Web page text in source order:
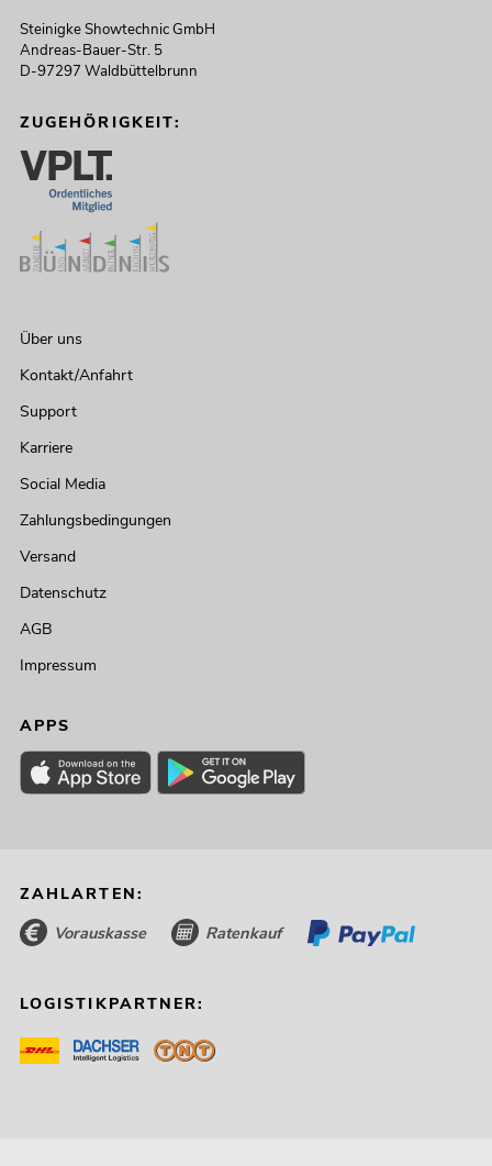
Steinigke Showtechnic GmbH
Andreas-Bauer-Str. 5
D-97297 Waldbüttelbrunn
ZUGEHÖRIGKEIT:
Über uns
Kontakt/Anfahrt
Support
Karriere
Social Media
Zahlungsbedingungen
Versand
Datenschutz
AGB
Impressum
APPS
ZAHLARTEN:
Vorauskasse Ratenkauf
LOGISTIKPARTNER: